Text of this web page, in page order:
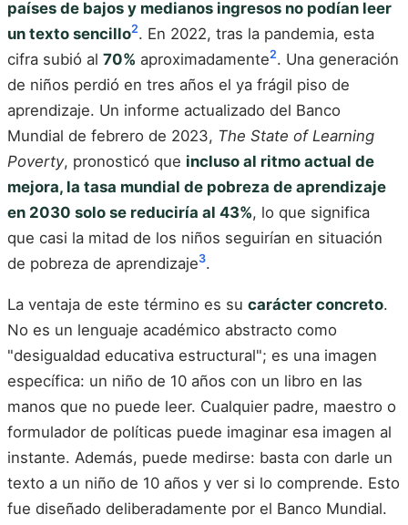
países de bajos y medianos ingresos no podían leer
un texto sencillo2. En 2022, tras la pandemia, esta
cifra subió al 70% aproximadamente2. Una generación
de niños perdió en tres años el ya frágil piso de
aprendizaje. Un informe actualizado del Banco
Mundial de febrero de 2023, The State of Learning
Poverty, pronosticó que incluso al ritmo actual de
mejora, la tasa mundial de pobreza de aprendizaje
en 2030 solo se reduciría al 43%, lo que significa
que casi la mitad de los niños seguirían en situación
de pobreza de aprendizaje3.
La ventaja de este término es su carácter concreto.
No es un lenguaje académico abstracto como
"desigualdad educativa estructural"; es una imagen
específica: un niño de 10 años con un libro en las
manos que no puede leer. Cualquier padre, maestro o
formulador de políticas puede imaginar esa imagen al
instante. Además, puede medirse: basta con darle un
texto a un niño de 10 años y ver si lo comprende. Esto
fue diseñado deliberadamente por el Banco Mundial.